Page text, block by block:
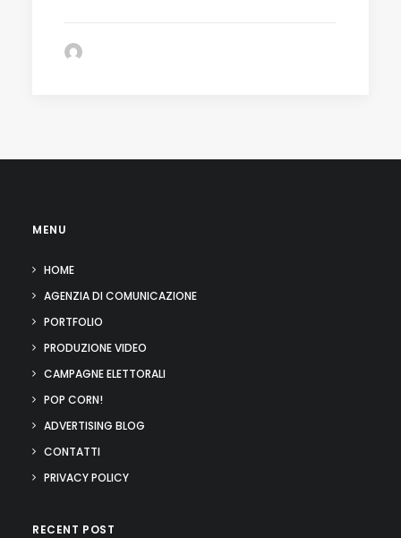
MENU
HOME
AGENZIA DI COMUNICAZIONE
PORTFOLIO
PRODUZIONE VIDEO
CAMPAGNE ELETTORALI
POP CORN!
ADVERTISING BLOG
CONTATTI
PRIVACY POLICY
RECENT POST